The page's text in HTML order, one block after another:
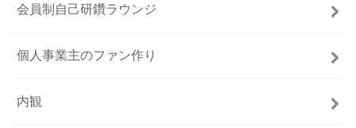
会員制自己研鑽ラウンジ
個人事業主のファン作り
内観